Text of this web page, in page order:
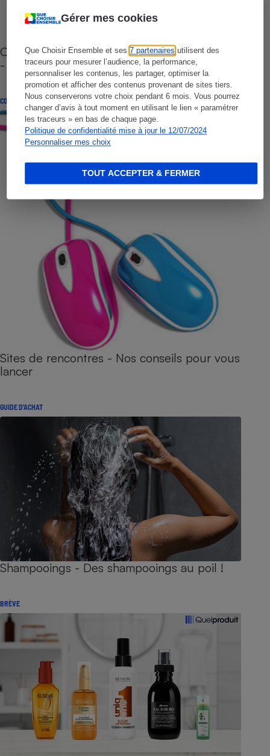
Gérer mes cookies
Que Choisir Ensemble et ses7 partenaires utilisent des
traceurs pour mesurer l’audience, la performance,
personnaliser les contenus, les partager, optimiser la
promotion et afficher des contenus provenant de sites tiers.
Nous conserverons votre choix pendant 6 mois. Vous pourrez
changer d’avis à tout moment en utilisant le lien « paramétrer
les traceurs » en bas de chaque page.
Politique de confidentialité mise à jour le 12/07/2024
Personnaliser mes choix
TOUT ACCEPTER & FERMER
Cafetière à capsules zéro déchet CoffeeB (vidéo)
- Premières impressions
CONSEILS
Sites de rencontres - Nos conseils pour vous
lancer
GUIDE D'ACHAT
Shampooings - Des shampooings au poil !
BRÈVE